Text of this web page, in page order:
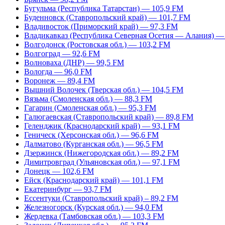
Бугульма (Республика Татарстан) — 105,9 FM
Буденновск (Ставропольский край) — 101,7 FM
Владивосток (Приморский край) — 97,3 FM
Владикавказ (Республика Северная Осетия — Алания)
Волгодонск (Ростовская обл.) — 103,2 FM
Волгоград — 92,6 FM
Волноваха (ДНР) — 99,5 FM
Вологда — 96,0 FM
Воронеж — 89,4 FM
Вышний Волочек (Тверская обл.) — 104,5 FM
Вязьма (Смоленская обл.) — 88,3 FM
Гагарин (Смоленская обл.) — 95,3 FM
Галюгаевская (Ставропольский край) — 89,8 FM
Геленджик (Краснодарский край) — 93,1 FM
Геническ (Херсонская обл.) — 96,6 FM
Далматово (Курганская обл.) — 96,5 FM
Дзержинск (Нижегородская обл.) — 89,2 FM
Димитровград (Ульяновская обл.) — 97,1 FM
Донецк — 102,6 FM
Ейск (Краснодарский край) — 101,1 FM
Екатеринбург — 93,7 FM
Ессентуки (Ставропольский край) – 89,2 FM
Железногорск (Курская обл.) — 94,0 FM
Жердевка (Тамбовская обл.) — 103,3 FM